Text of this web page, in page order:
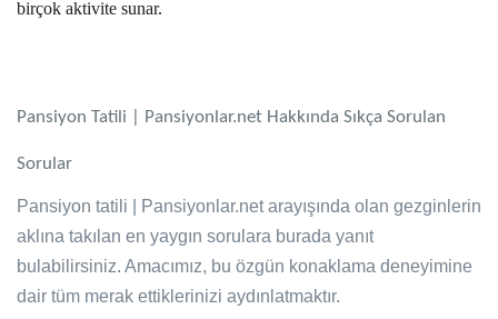
birçok aktivite sunar.
Pansiyon Tatili | Pansiyonlar.net Hakkında Sıkça Sorulan
Sorular
Pansiyon tatili | Pansiyonlar.netarayışında olan gezginlerin
aklına takılan en yaygın sorulara burada yanıt
bulabilirsiniz. Amacımız, bu özgün konaklama deneyimine
dair tüm merak ettiklerinizi aydınlatmaktır.